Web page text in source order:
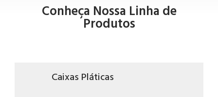
Conheça Nossa Linha de
Produtos
Caixas Pláticas